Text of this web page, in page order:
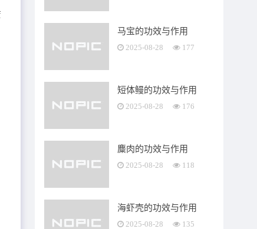
马宝的功效与作用
2025-08-28 177
短体鳗的功效与作用
2025-08-28 176
麋肉的功效与作用
2025-08-28 118
海虾壳的功效与作用
2025-08-28 135